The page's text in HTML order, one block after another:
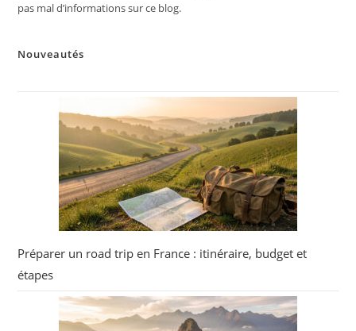
pas mal d’informations sur ce blog.
Nouveautés
Préparer un road trip en France : itinéraire, budget et
étapes